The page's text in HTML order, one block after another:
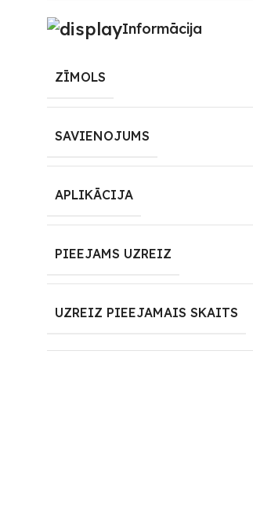
Informācija
ZĪMOLS
SAVIENOJUMS
APLIKĀCIJA
PIEEJAMS UZREIZ
UZREIZ PIEEJAMAIS SKAITS